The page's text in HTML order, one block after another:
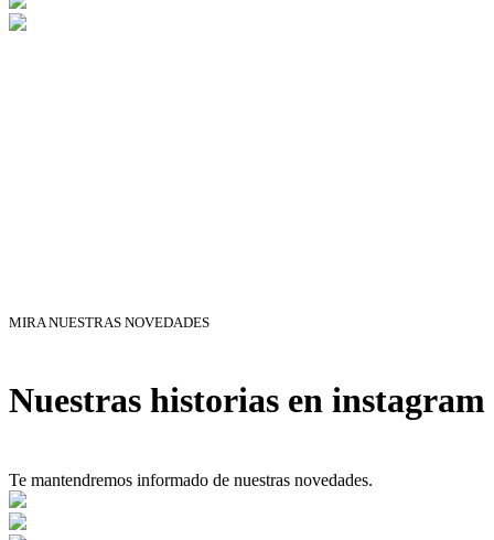
MIRA NUESTRAS NOVEDADES
Nuestras historias en instagram
Te mantendremos informado de nuestras novedades.